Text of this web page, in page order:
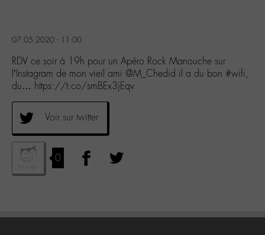
07.05.2020 - 11:00
RDV ce soir à 19h pour un Apéro Rock Manouche sur
l’Instagram de mon vieil ami @M_Chedid il a du bon #wifi,
du… https://t.co/smBEx3jEqv
Voir sur twitter
0